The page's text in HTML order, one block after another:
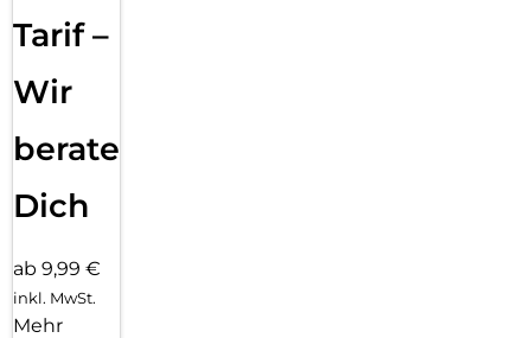
Tarif –
Wir
beraten
Dich
ab 9,99 €
inkl. MwSt.
Mehr